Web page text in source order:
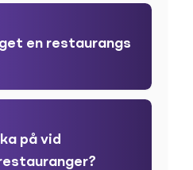
en restaurangs
på vid